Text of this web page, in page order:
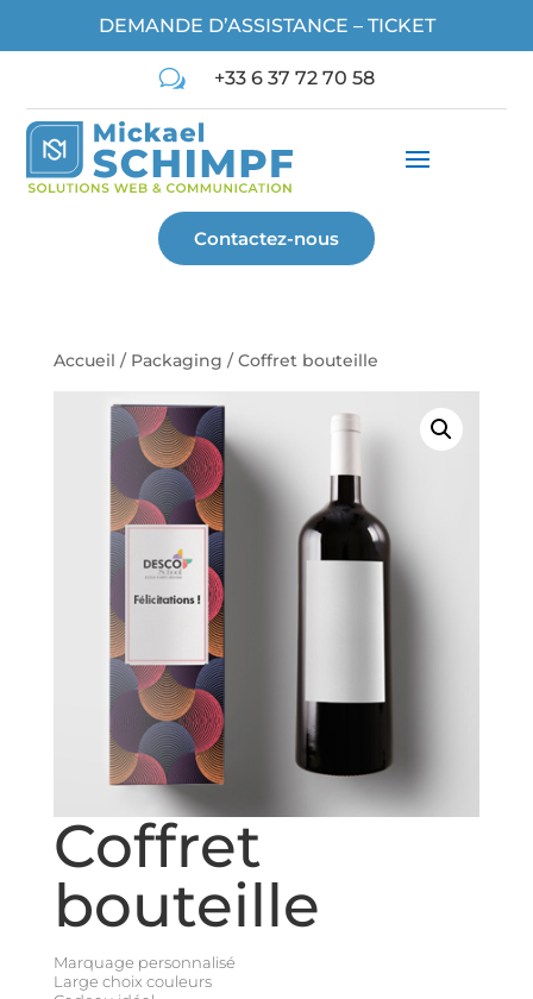
DEMANDE D’ASSISTANCE – TICKET
w +33 6 37 72 70 58
Contactez-nous
Accueil / Packaging / Coffret bouteille
Coffret
bouteille
Marquage personnalisé
Large choix couleurs